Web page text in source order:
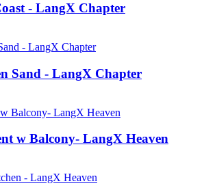
- LangX Chapter
Sand - LangX Chapter
w Balcony- LangX Heaven